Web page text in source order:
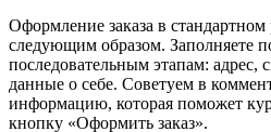
Оформление заказа в
следующим образом. Заполняете
последовательным этапам: адрес,
данные о себе. Советуем в
информацию, которая поможет
кнопку «Оформить заказ».